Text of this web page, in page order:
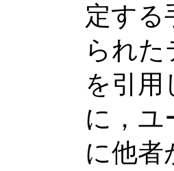
定する
られ
を引用
に，ユ
に他者